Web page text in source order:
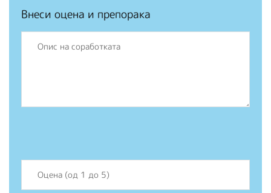
Внеси оцена и препорака